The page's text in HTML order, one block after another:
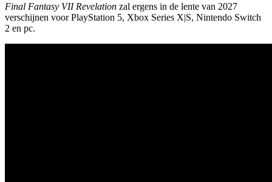
Final Fantasy VII Revelation zal ergens in de lente van 2027
verschijnen voor PlayStation 5, Xbox Series X|S, Nintendo Switch
2 en pc.